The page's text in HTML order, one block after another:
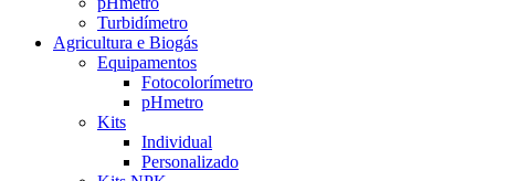
Turbidímetro
Agricultura e Biogás
Equipamentos
Fotocolorímetro
pHmetro
Kits
Individual
Personalizado